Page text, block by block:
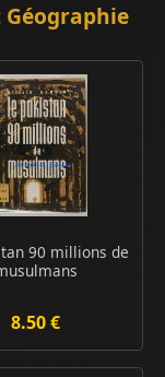
90 millions de
8.50 €